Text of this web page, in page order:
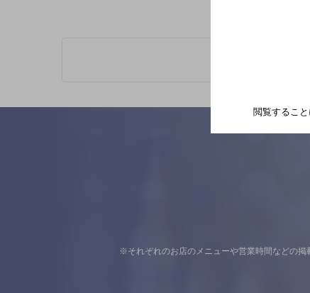
※それぞれのお店のメニューや営業時間などの掲
閲覧すること